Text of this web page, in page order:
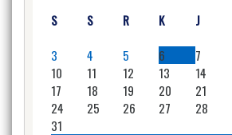
S S R K J
3
4 5 6 7
10
11 12 13 14
17
18 19 20 21
24
25 26 27 28
31